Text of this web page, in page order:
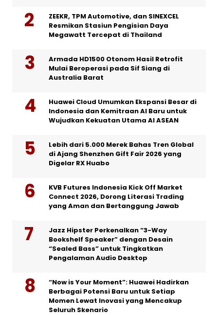
ZEEKR, TPM Automotive, dan SINEXCEL
Resmikan Stasiun Pengisian Daya
Megawatt Tercepat di Thailand
Armada HD1500 Otonom Hasil Retrofit
Mulai Beroperasi pada Sif Siang di
Australia Barat
Huawei Cloud Umumkan Ekspansi Besar di
Indonesia dan Kemitraan AI Baru untuk
Wujudkan Kekuatan Utama AI ASEAN
Lebih dari 5.000 Merek Bahas Tren Global
di Ajang Shenzhen Gift Fair 2026 yang
Digelar RX Huabo
KVB Futures Indonesia Kick Off Market
Connect 2026, Dorong Literasi Trading
yang Aman dan Bertanggung Jawab
Jazz Hipster Perkenalkan “3-Way
Bookshelf Speaker” dengan Desain
“Sealed Bass” untuk Tingkatkan
Pengalaman Audio Desktop
“Now is Your Moment”: Huawei Hadirkan
Berbagai Potensi Baru untuk Setiap
Momen Lewat Inovasi yang Mencakup
Seluruh Skenario